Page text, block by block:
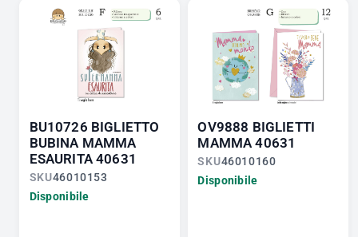
BU10726 BIGLIETTO
BUBINA MAMMA
ESAURITA 40631
SKU46010153
Disponibile
OV9888 BIGLIETTI
MAMMA 40631
SKU46010160
Disponibile